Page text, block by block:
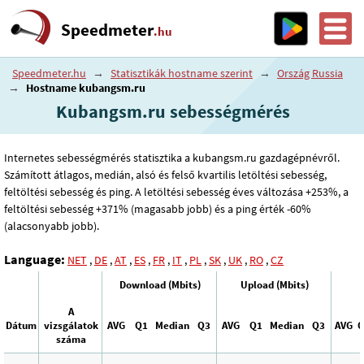
Speedmeter.hu
Speedmeter.hu → Statisztikák hostname szerint →
Ország Russia
→
Hostname kubangsm.ru
Kubangsm.ru sebességmérés
Internetes sebességmérés statisztika a kubangsm.ru gazdagépnévről.
Számított átlagos, medián, alsó és felső kvartilis letöltési sebesség,
feltöltési sebesség és ping. A letöltési sebesség éves változása +253%, a
feltöltési sebesség +371% (magasabb jobb) és a ping érték -60%
(alacsonyabb jobb).
Language: NET , DE ,AT , ES , FR , IT , PL ,SK , UK , RO ,CZ
Download (Mbits) Upload (Mbits)
Dátum
A
vizsgálatok
száma
AVG Q1 Median Q3 AVG Q1 Median Q3 AVG